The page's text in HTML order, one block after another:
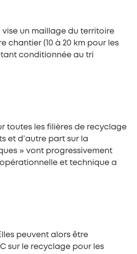
vise un maillage du territoire
(10 à 20 km pour les
conditionnée au tri
toutes les filières de recyclage
et d’autre part sur la
» vont progressivement
et technique a
peuvent alors être
sur le recyclage pour les